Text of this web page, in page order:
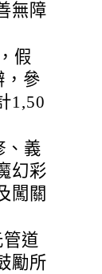
無障
假
，參
1,50
、義
幻彩
闖關
道
勵所